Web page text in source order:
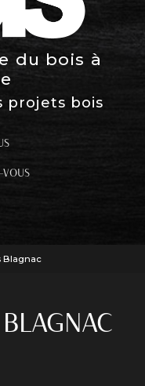
du bois à
projets bois
VOUS
Blagnac